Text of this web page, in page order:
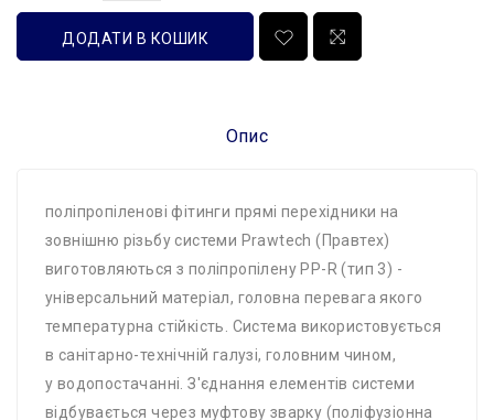
ДОДАТИ В КОШИК
Опис
поліпропіленові фітинги прямі перехідники на
зовнішню різьбу системи Prawtech (Правтех)
виготовляються з поліпропілену PP-R (тип 3) -
універсальний матеріал, головна перевага якого
температурна стійкість. Система використовується
в санітарно-технічній галузі, головним чином,
у водопостачанні. З'єднання елементів системи
відбувається через муфтову зварку (поліфузіонна